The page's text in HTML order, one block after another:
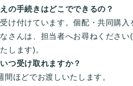
の手続きはどこでできるの？
け付けています。個配・共同購入
さんは、担当者へお尋ねください
します)。
つ受け取れますか？
間ほどでお渡しいたします。